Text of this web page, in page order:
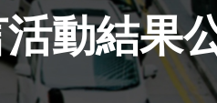
動結果